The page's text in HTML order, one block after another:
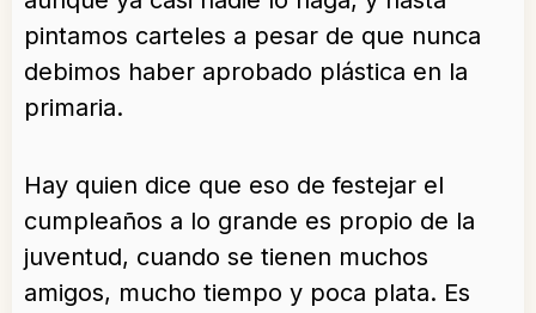
pintamos carteles a pesar de que nunca
debimos haber aprobado plástica en la
primaria.
Hay quien dice que eso de festejar el
cumpleaños a lo grande es propio de la
juventud, cuando se tienen muchos
amigos, mucho tiempo y poca plata. Es